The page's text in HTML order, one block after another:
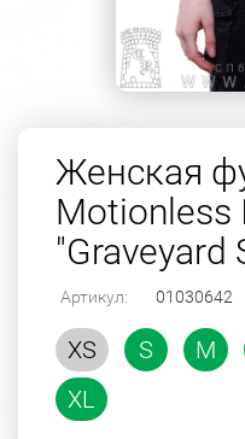
Женская
Motionless
"Graveyard
Артикул: 01030642
XS S M
XL